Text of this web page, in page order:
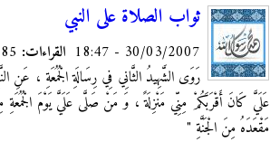
ثواب الصلاة على النبي
30/03/2007 - 18:47 القراءات:
رَوَى الشَّهِيدُ الثَّانِي فِي رِسَالَةِ الْجُمُعَةِ ،
عَلَيَّ كَانَ أَقْرَبَكُمْ مِنِّي مَنْزِلَةً ، وَ مَنْ صَلَّى عَلَيَّ يَوْمَ
مَقْعَدَهُ مِنَ الْجَنَّةِ "